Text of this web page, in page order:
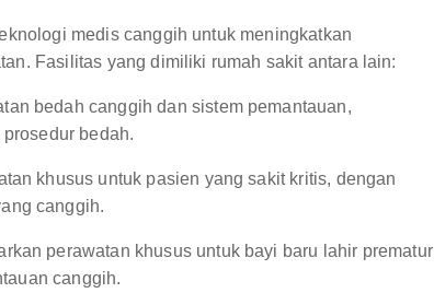
medis canggih untuk meningkatkan
Fasilitas yang dimiliki rumah sakit antara lain:
bedah canggih dan sistem pemantauan,
bedah.
khusus untuk pasien yang sakit kritis, dengan
canggih.
perawatan khusus untuk bayi baru lahir prematur
canggih.